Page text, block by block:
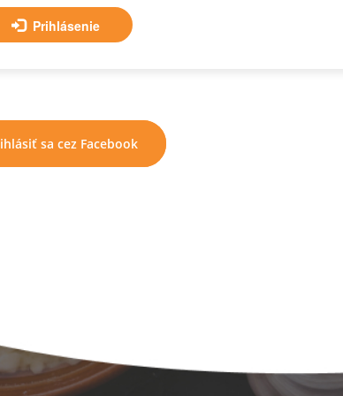
Prihlásenie
sa cez Facebook